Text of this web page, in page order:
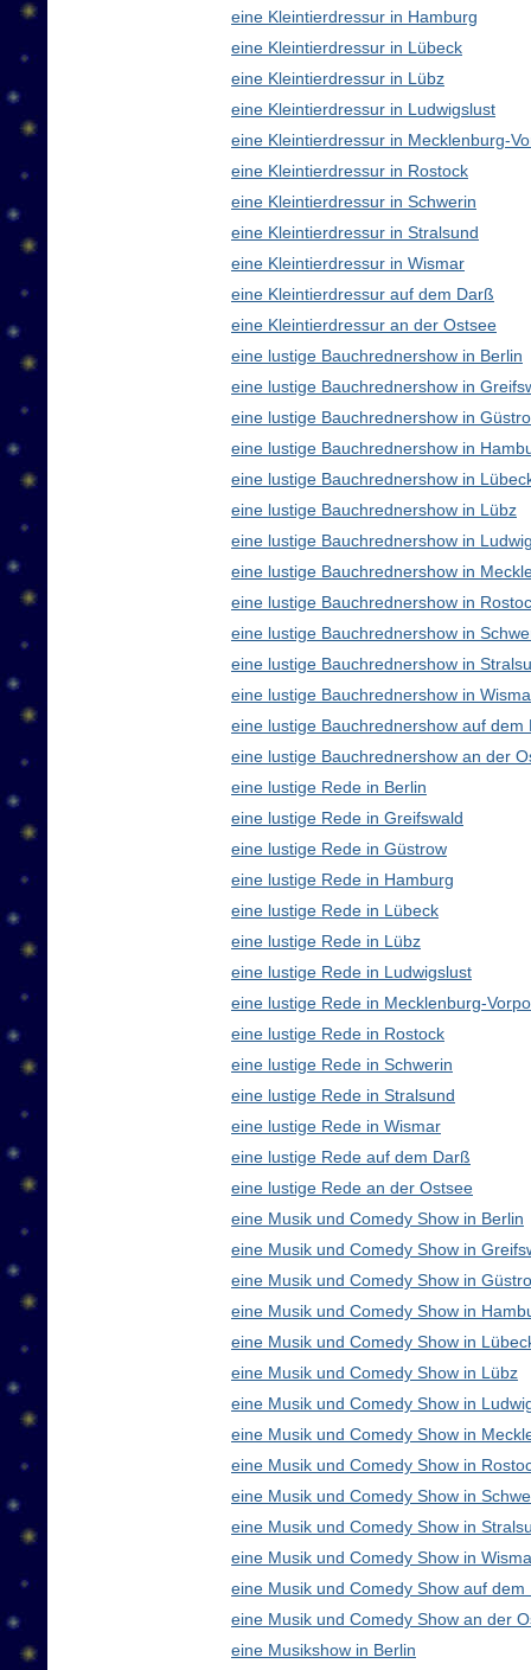
eine Kleintierdressur in Hamburg
eine Kleintierdressur in Lübeck
eine Kleintierdressur in Lübz
eine Kleintierdressur in Ludwigslust
eine Kleintierdressur in Mecklenburg-
eine Kleintierdressur in Rostock
eine Kleintierdressur in Schwerin
eine Kleintierdressur in Stralsund
eine Kleintierdressur in Wismar
eine Kleintierdressur auf dem Darß
eine Kleintierdressur an der Ostsee
eine lustige Bauchrednershow in Berlin
eine lustige Bauchrednershow in
eine lustige Bauchrednershow in
eine lustige Bauchrednershow in
eine lustige Bauchrednershow in
eine lustige Bauchrednershow in Lübz
eine lustige Bauchrednershow in
eine lustige Bauchrednershow in
eine lustige Bauchrednershow in
eine lustige Bauchrednershow in
eine lustige Bauchrednershow in
eine lustige Bauchrednershow in
eine lustige Bauchrednershow auf dem
eine lustige Bauchrednershow an der
eine lustige Rede in Berlin
eine lustige Rede in Greifswald
eine lustige Rede in Güstrow
eine lustige Rede in Hamburg
eine lustige Rede in Lübeck
eine lustige Rede in Lübz
eine lustige Rede in Ludwigslust
eine lustige Rede in Mecklenburg-
eine lustige Rede in Rostock
eine lustige Rede in Schwerin
eine lustige Rede in Stralsund
eine lustige Rede in Wismar
eine lustige Rede auf dem Darß
eine lustige Rede an der Ostsee
eine Musik und Comedy Show in Berlin
eine Musik und Comedy Show in
eine Musik und Comedy Show in
eine Musik und Comedy Show in
eine Musik und Comedy Show in
eine Musik und Comedy Show in Lübz
eine Musik und Comedy Show in
eine Musik und Comedy Show in
eine Musik und Comedy Show in
eine Musik und Comedy Show in
eine Musik und Comedy Show in
eine Musik und Comedy Show in
eine Musik und Comedy Show auf dem
eine Musik und Comedy Show an der
eine Musikshow in Berlin